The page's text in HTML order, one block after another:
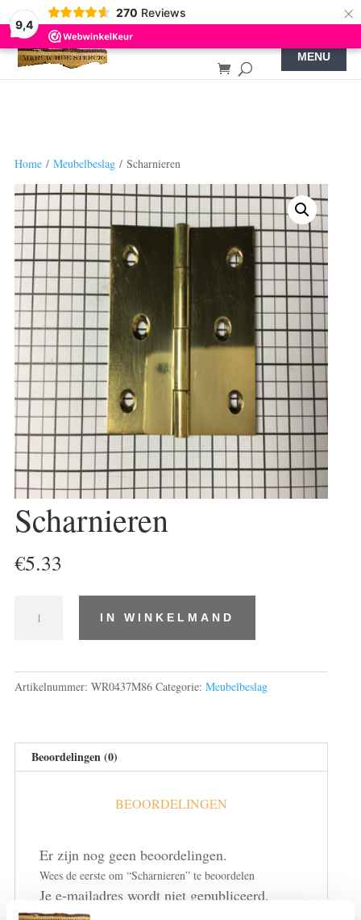
9,4
270 Reviews ×
Home/ Meubelbeslag/ Scharnieren
Scharnieren
€5.33
aantal
IN WINKELMAND
Artikelnummer: WR0437M86 Categorie: Meubelbeslag
Beoordelingen (0)
BEOORDELINGEN
Er zijn nog geen beoordelingen.
Wees de eerste om “Scharnieren” te beoordelen
Je e-mailadres wordt niet gepubliceerd.